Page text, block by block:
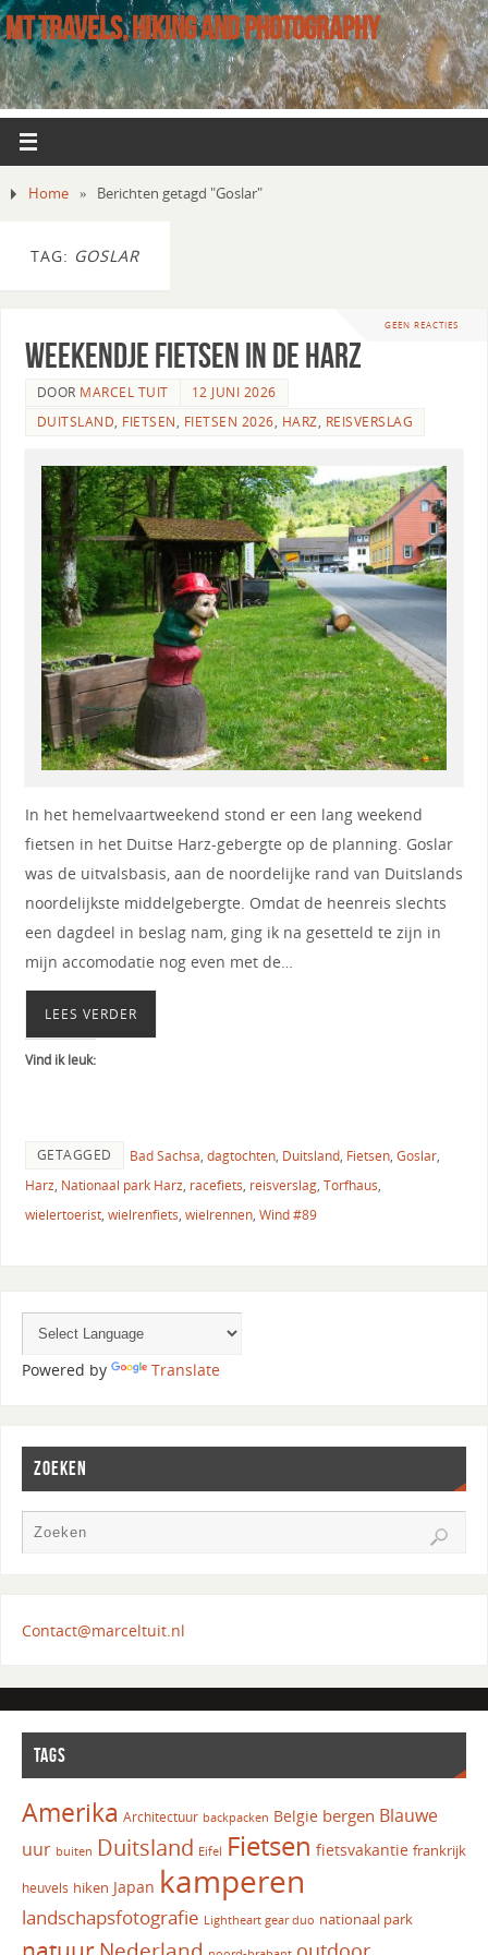
MT TRAVELS, HIKING AND PHOTOGRAPHY
Home » Berichten getagd "Goslar"
TAG: GOSLAR
GEEN REACTIES
Weekendje fietsen in de Harz
DOOR MARCEL TUIT
12 JUNI 2026
DUITSLAND, FIETSEN, FIETSEN 2026, HARZ, REISVERSLAG
In het hemelvaartweekend stond er een lang weekend
fietsen in het Duitse Harz-gebergte op de planning. Goslar
was de uitvalsbasis, aan de noordelijke rand van Duitslands
noordelijkste middelgebergte. Omdat de heenreis slechts
een dagdeel in beslag nam, ging ik na gesetteld te zijn in
mijn accomodatie nog even met de…
LEES VERDER
Vind ik leuk:
GETAGGED Bad Sachsa, dagtochten, Duitsland, Fietsen, Goslar,
Harz, Nationaal park Harz, racefiets, reisverslag, Torfhaus,
wielertoerist, wielrenfiets, wielrennen, Wind #89
Powered by Translate
ZOEKEN
Contact@marceltuit.nl
TAGS
Amerika Architectuur backpacken Belgie bergen Blauwe
uur buiten Duitsland Eifel Fietsen fietsvakantie frankrijk
heuvels hiken Japan kamperen
landschapsfotografie Lightheart gear duo nationaal park